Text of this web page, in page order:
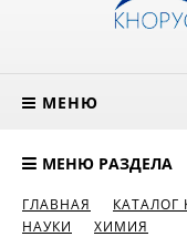
МЕНЮ
МЕНЮ РАЗДЕЛА
ГЛАВНАЯ КАТАЛОГ
НАУКИ
ХИМИЯ